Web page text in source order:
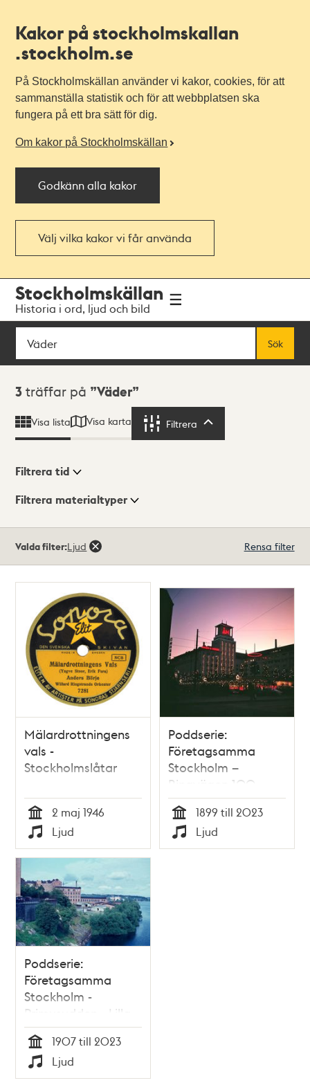
Kakor på stockholmskallan
.stockholm.se
På Stockholmskällan använder vi kakor, cookies, för att
sammanställa statistik och för att webbplatsen ska
fungera på ett bra sätt för dig.
Om kakor på Stockholmskällan
Godkänn alla kakor
Välj vilka kakor vi får använda
navigationen
huvudinnehållet
Stockholmskällan
Historia i ord, ljud och bild
Sök
Sök
Sökresultat
3 träffar på Väder
Visa lista Visa karta Filtrera
Visningsläge
Filtrera tid
Filtrera materialtyper
träffar
Valda filter:Ljud Rensa filter
Mälardrottningens
vals -
Stockholmslåtar
Tid
2 maj 1946
Typ
Ljud
Poddserie:
Företagsamma
Stockholm –
Ringvägen 100,
Åhléns
Tid
1899 till 2023
Typ
Ljud
Poddserie:
Företagsamma
Stockholm -
Primusudden - Lilla
Essingen,
Primusfabriken
Tid
1907 till 2023
Typ
Ljud